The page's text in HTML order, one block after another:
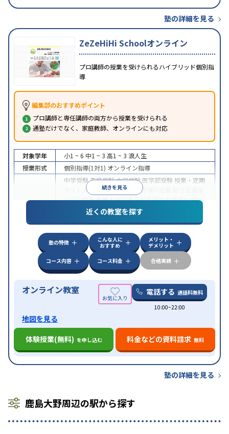
塾の詳細を見る
ZeZeHiHi Schoolオンライン
プロ講師の授業を受けられるハイブリッド個別指
導
編集部のおすすめポイント
プロ講師と専任講師の両方から授業を受けられる
通塾だけでなく、家庭教師、オンラインにも対応
続きを見る
対象学年 小1 ~ 6 中1 ~ 3 高1 ~ 3 浪人生
授業形式
個別指導(1対1) オンライン指導
中学受験高校受験大学受験 医学部受験 授業・定期
テスト対策
内申点対策 学習習慣の定着
(旧AO)対策推薦入試対策学校別特化対策国公立大
私大対策共通テスト対策
英語・英会話特化
特徴
中高一貫校生に対応授業の振替可能 不登校生に対
オンライン対応 1科目から受講可能季節講習の
みの受講可
自習室あり
近くの教室を探す
塾の特徴
こんな人に
おすすめ
メリット・
デメリット
コース内容
コース料金 合格実績
オンライン教室 電話する 通話料無料
10:00~22:00
地図を見る
体験授業(無料) を申し込む 料金などの資料請求 無料
塾の詳細を見る
鹿島大野周辺の駅から探す